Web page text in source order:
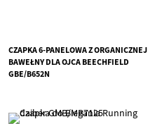
CZAPKA 6-PANELOWA Z ORGANICZNEJ
BAWEŁNY DLA OJCA BEECHFIELD
GBE/B652N